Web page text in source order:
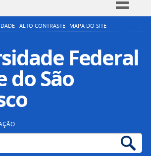
Simplifique!
Participe
Acesso à informação
Legislação
ALTO CONTRASTE MAPA DO SITE
Federal
do São